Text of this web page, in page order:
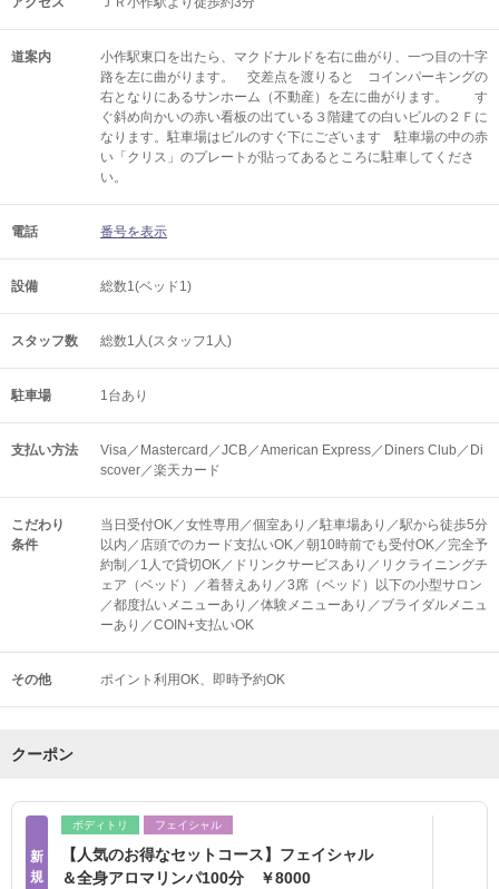
道案内
小作駅東口を出たら、マクドナルドを右に曲がり、一つ目の十字
路を左に曲がります。 交差点を渡りると コインパーキングの
右となりにあるサンホーム（不動産）を左に曲がります。 す
ぐ斜め向かいの赤い看板の出ている３階建ての白いビルの２Ｆに
なります。駐車場はビルのすぐ下にございます 駐車場の中の赤
い「クリス」のプレートが貼ってあるところに駐車してくださ
い。
電話 番号を表示
設備 総数1(ベッド1)
スタッフ数 総数1人(スタッフ1人)
駐車場 1台あり
支払い方法
Visa／Mastercard／JCB／American Express／Diners Club／Di
scover／楽天カード
こだわり
条件
当日受付OK／女性専用／個室あり／駐車場あり／駅から徒歩5分
以内／店頭でのカード支払いOK／朝10時前でも受付OK／完全予
約制／1人で貸切OK／ドリンクサービスあり／リクライニングチ
ェア（ベッド）／着替えあり／3席（ベッド）以下の小型サロン
／都度払いメニューあり／体験メニューあり／ブライダルメニュ
ーあり／COIN+支払いOK
その他 ポイント利用OK 即時予約OK
クーポン
新
規
ボディトリ フェイシャル
【人気のお得なセットコース】フェイシャル
＆全身アロマリンパ100分 ￥8000